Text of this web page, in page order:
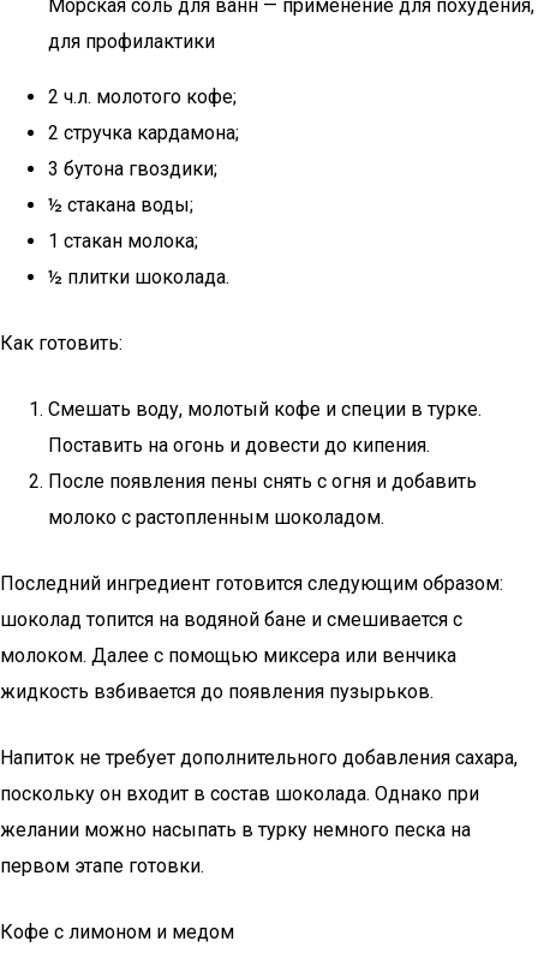
Морская соль для ванн — применение для похудения,
для профилактики
2 ч.л. молотого кофе;
2 стручка кардамона;
3 бутона гвоздики;
½ стакана воды;
1 стакан молока;
½ плитки шоколада.
Как готовить:
Смешать воду, молотый кофе и специи в турке.
Поставить на огонь и довести до кипения.
После появления пены снять с огня и добавить
молоко с растопленным шоколадом.
Последний ингредиент готовится следующим образом:
шоколад топится на водяной бане и смешивается с
молоком. Далее с помощью миксера или венчика
жидкость взбивается до появления пузырьков.
Напиток не требует дополнительного добавления сахара,
поскольку он входит в состав шоколада. Однако при
желании можно насыпать в турку немного песка на
первом этапе готовки.
Кофе с лимоном и медом